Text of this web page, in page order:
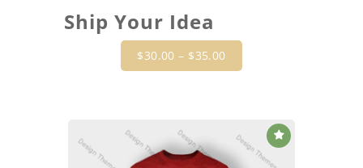
Ship Your Idea
$30.00 – $35.00